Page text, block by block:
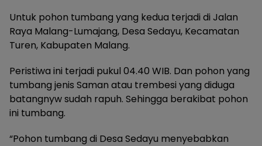
Untuk pohon tumbang yang kedua terjadi di Jalan
Raya Malang-Lumajang, Desa Sedayu, Kecamatan
Turen, Kabupaten Malang.
Peristiwa ini terjadi pukul 04.40 WIB. Dan pohon yang
tumbang jenis Saman atau trembesi yang diduga
batangnyw sudah rapuh. Sehingga berakibat pohon
ini tumbang.
“Pohon tumbang di Desa Sedayu menyebabkan